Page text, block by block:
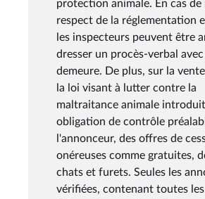
protection animale. En cas de
respect de la réglementation
les inspecteurs peuvent être
dresser un procès-verbal avec
demeure. De plus, sur la
la loi visant à lutter contre la
maltraitance animale
obligation de contrôle
l'annonceur, des offres de
onéreuses comme gratuites,
chats et furets. Seules les
vérifiées, contenant toutes les